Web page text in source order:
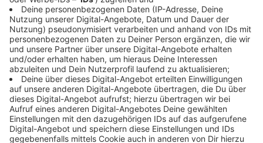
Platte zu, die wie zuletzt so viele ein Pandemie-Werk
ist. Die vergangenen zwei Jahre machten Merton oft
zu schaffen. Neben schönen Momenten gab es eben
auch die schrecklichen, wie sie erzählt. "Es war
irgendwie eine echte Achterbahnfahrt, und darum geht
es auch in dem Album."
Die Sängerin musste eine schwere Trennung
verarbeiten. Dazu kamen der Tod ihrer geliebten
Großmutter und mentale Herausforderungen. Denn